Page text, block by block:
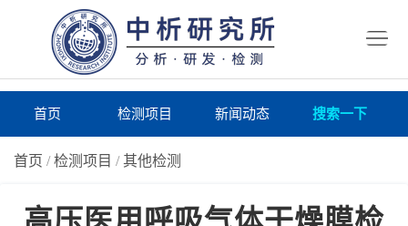
首页 检测项目 新闻动态 搜索一下
首页 /检测项目 /其他检测